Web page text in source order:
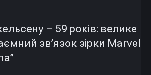
– 59 років: велике
зв’язок зірки Marvel